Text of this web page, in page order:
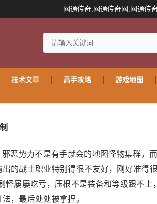
网通传奇,网通传奇网,网通传
技术文章 高手攻略 游戏地图
恶势力不是有手就会的地图怪物集群，
的战士职业特别得很不友好，刚好准得
怪屡屡吃亏，压根不是装备和等级跟不上
，最后处处被拿捏。